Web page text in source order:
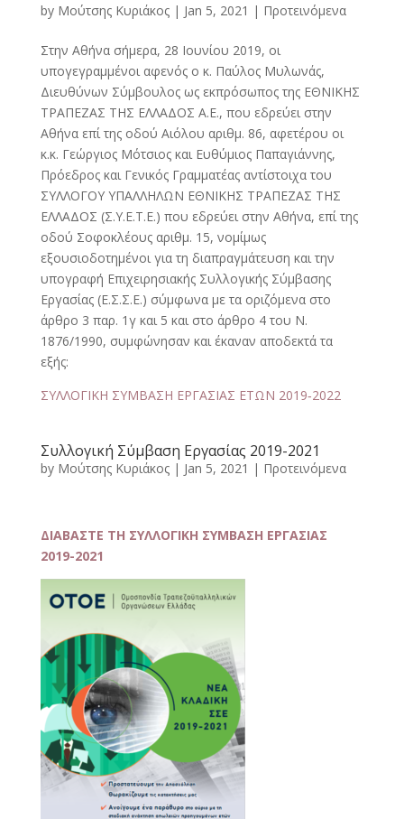
by Μούτσης Κυριάκος| Jan 5, 2021 | Προτεινόμενα
Στην Αθήνα σήμερα, 28 Ιουνίου 2019, οι
υπογεγραμμένοι αφενός ο κ. Παύλος Μυλωνάς,
Διευθύνων Σύμβουλος ως εκπρόσωπος της ΕΘΝΙΚΗΣ
ΤΡΑΠΕΖΑΣ ΤΗΣ ΕΛΛΑΔΟΣ Α.Ε., που εδρεύει στην
Αθήνα επί της οδού Αιόλου αριθμ. 86, αφετέρου οι
κ.κ. Γεώργιος Μότσιος και Ευθύμιος Παπαγιάννης,
Πρόεδρος και Γενικός Γραμματέας αντίστοιχα του
ΣΥΛΛΟΓΟΥ ΥΠΑΛΛΗΛΩΝ ΕΘΝΙΚΗΣ ΤΡΑΠΕΖΑΣ ΤΗΣ
ΕΛΛΑΔΟΣ (Σ.Υ.Ε.Τ.Ε.) που εδρεύει στην Αθήνα, επί της
οδού Σοφοκλέους αριθμ. 15, νομίμως
εξουσιοδοτημένοι για τη διαπραγμάτευση και την
υπογραφή Επιχειρησιακής Συλλογικής Σύμβασης
Εργασίας (Ε.Σ.Σ.Ε.) σύμφωνα με τα οριζόμενα στο
άρθρο 3 παρ. 1γ και 5 και στο άρθρο 4 του Ν.
1876/1990, συμφώνησαν και έκαναν αποδεκτά τα
εξής:
ΣΥΛΛΟΓΙΚΗ ΣΥΜΒΑΣΗ ΕΡΓΑΣΙΑΣ ΕΤΩΝ 2019‐2022
Συλλογική Σύμβαση Εργασίας 2019-2021
by Μούτσης Κυριάκος| Jan 5, 2021 | Προτεινόμενα
ΔΙΑΒΑΣΤΕ ΤΗ ΣΥΛΛΟΓΙΚΗ ΣΥΜΒΑΣΗ ΕΡΓΑΣΙΑΣ
2019-2021